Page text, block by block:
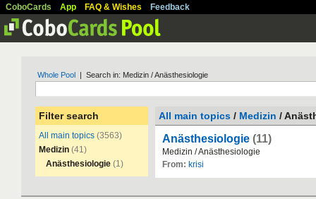
CoboCards App FAQ & Wishes Feedback
Whole Pool | Search in: Medizin / Anästhesiologie
Filter search
All main topics (3563)
Medizin (41)
Anästhesiologie (1)
All main topics / Medizin /
Anästhesiologie (11)
Medizin /Anästhesiologie
From: krisi